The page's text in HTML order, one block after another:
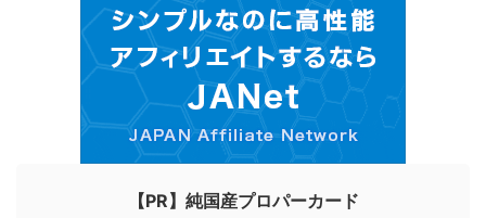
【PR】純国産プロパーカード